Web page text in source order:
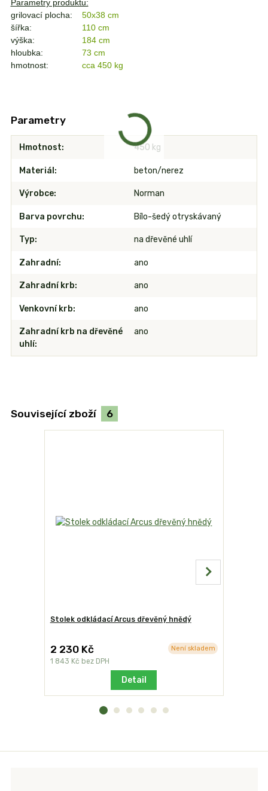
Parametry produktu:
grilovací plocha:
50x38 cm
šířka:
110 cm
výška:
184 cm
hloubka:
73 cm
hmotnost:
cca 450 kg
Parametry
Hmotnost 450 kg
Materiál beton/nerez
Výrobce Norman
Barva povrchu Bílo-šedý otryskávaný
Typ na dřevěné uhlí
Zahradní ano
Zahradní krb ano
Venkovní krb ano
Zahradní krb na dřevěné
uhlí
ano
Související zboží 6
Stolek odkládací Arcus dřevěný hnědý
2 230 Kč
1 843 Kč bez DPH
Není skladem
Detail